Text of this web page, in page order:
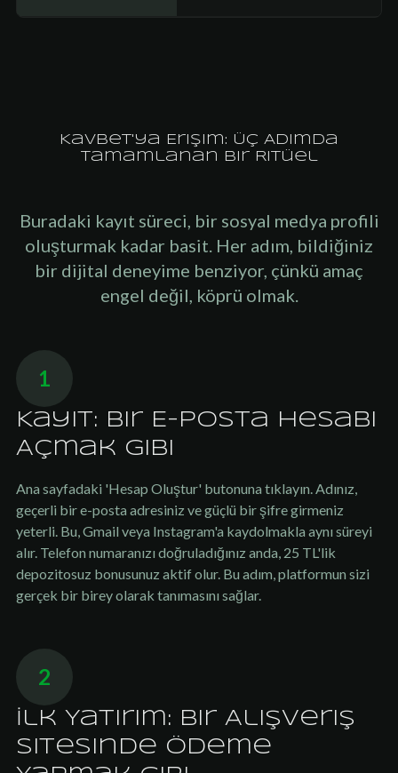
Kavbet'ya Erişim: Üç Adımda
Tamamlanan Bir Ritüel
Buradaki kayıt süreci, bir sosyal medya profili
oluşturmak kadar basit. Her adım, bildiğiniz
bir dijital deneyime benziyor, çünkü amaç
engel değil, köprü olmak.
1
Kayıt: Bir E-posta Hesabı
Açmak Gibi
Ana sayfadaki 'Hesap Oluştur' butonuna tıklayın. Adınız,
geçerli bir e-posta adresiniz ve güçlü bir şifre girmeniz
yeterli. Bu, Gmail veya Instagram'a kaydolmakla aynı süreyi
alır. Telefon numaranızı doğruladığınız anda, 25 TL'lik
depozitosuz bonusunuz aktif olur. Bu adım, platformun sizi
gerçek bir birey olarak tanımasını sağlar.
2
İlk Yatırım: Bir Alışveriş
Sitesinde Ödeme